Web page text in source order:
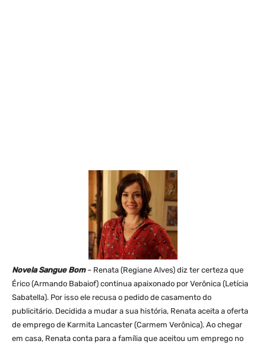
Novela Sangue Bom – Renata (Regiane Alves) diz ter certeza que
Érico (Armando Babaiof) continua apaixonado por Verônica (Letícia
Sabatella). Por isso ele recusa o pedido de casamento do
publicitário. Decidida a mudar a sua história, Renata aceita a oferta
de emprego de Karmita Lancaster (Carmem Verônica). Ao chegar
em casa, Renata conta para a família que aceitou um emprego no